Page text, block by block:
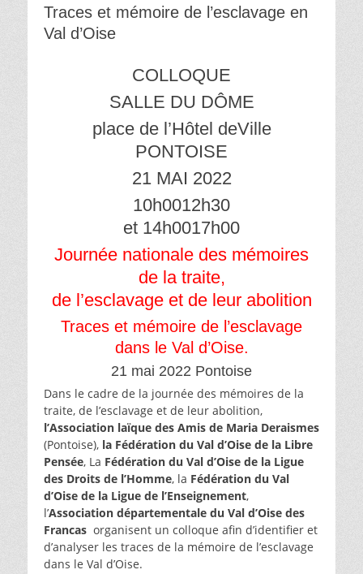
Traces et mémoire de l’esclavage en
Val d’Oise
COLLOQUE
SALLE DU DÔME
place de l’Hôtel deVille
PONTOISE
21 MAI 2022
10h0012h30
et 14h0017h00
Journée nationale des mémoires
de la traite,
de l’esclavage et de leur abolition
Traces et mémoire de l’esclavage
dans le Val d’Oise.
21 mai 2022 Pontoise
Dans le cadre de la journée des mémoires de la
traite, de l’esclavage et de leur abolition,
l’Association laïque des Amis de Maria Deraismes
(Pontoise), la Fédération du Val d’Oise de la Libre
Pensée, La Fédération du Val d’Oise de la Ligue
des Droits de l’Homme, la Fédération du Val
d’Oise de la Ligue de l’Enseignement,
l’Association départementale du Val d’Oise des
Francas organisent un colloque afin d’identifier et
d’analyser les traces de la mémoire de l’esclavage
dans le Val d’Oise.